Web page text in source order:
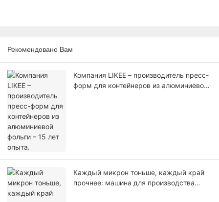
Рекомендовано Вам
Компания LIKEE – производитель пресс-
форм для контейнеров из алюминиевой
Каждый микрон тоньше, каждый край
прочнее: машина для производства